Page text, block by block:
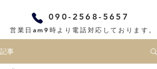
090-2568-5657
営業日am9時より電話対応しております。
記事